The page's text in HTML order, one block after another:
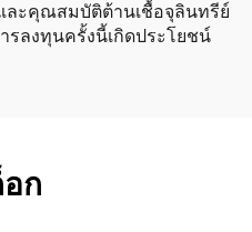
ละคุณสมบัติต้านเชื้อจุลินทรีย์
รลงทุนครั้งนี้เกิดประโยชน์
ก